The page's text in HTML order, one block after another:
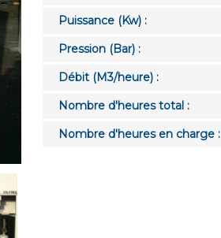
Puissance (Kw) :
Pression (Bar) :
Débit (M3/heure) :
Nombre d'heures total :
Nombre d'heures en charge :